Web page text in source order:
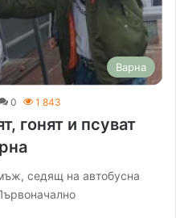
Варна
0 1 843
гонят и псуват
седящ на автобусна